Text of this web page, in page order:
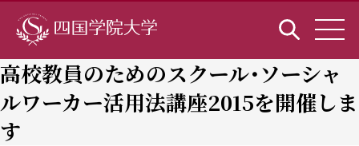
高校教員のためのスクール･ソーシャ
ルワーカー活用法講座2015を開催しま
す